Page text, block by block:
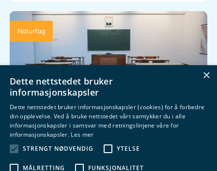
Naturfag
Refleks 7 formidler myter om
×
Dette nettstedet bruker
informasjonskapsler
Dette nettstedet bruker informasjonskapsler (cookies) for å forbedre
din opplevelse. Ved å bruke nettstedet vårt samtykker du i alle
informasjonskapsler i samsvar med retningslinjene våre for
informasjonskapsler. Les mer
STRENGT NØDVENDIG
YTELSE
MÅLRETTING
FUNKSJONALITET